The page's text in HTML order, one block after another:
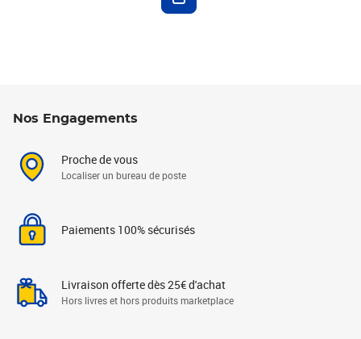
Nos Engagements
Proche de vous
Localiser un bureau de poste
Paiements 100% sécurisés
Livraison offerte dès 25€ d'achat
Hors livres et hors produits marketplace